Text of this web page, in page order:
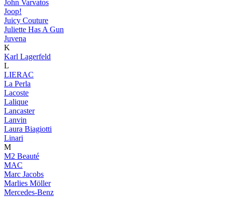
John Varvatos
Joop!
Juicy Couture
Juliette Has A Gun
Juvena
K
Karl Lagerfeld
L
LIERAC
La Perla
Lacoste
Lalique
Lancaster
Lanvin
Laura Biagiotti
Linari
M
M2 Beauté
MAC
Marc Jacobs
Marlies Möller
Mercedes-Benz